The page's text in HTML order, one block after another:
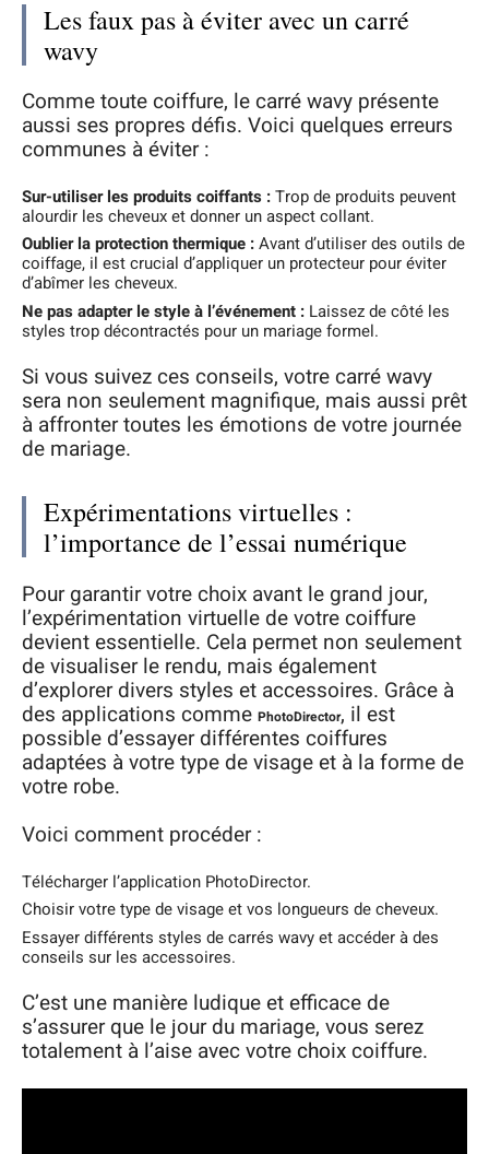
Les faux pas à éviter avec un carré
wavy
Comme toute coiffure, le carré wavy présente
aussi ses propres défis. Voici quelques erreurs
communes à éviter :
Sur-utiliser les produits coiffants :Trop de produits peuvent
alourdir les cheveux et donner un aspect collant.
Oublier la protection thermique :Avant d’utiliser des outils de
coiffage, il est crucial d’appliquer un protecteur pour éviter
d’abîmer les cheveux.
Ne pas adapter le style à l’événement : Laissez de côté les
styles trop décontractés pour un mariage formel.
Si vous suivez ces conseils, votre carré wavy
sera non seulement magnifique, mais aussi prêt
à affronter toutes les émotions de votre journée
de mariage.
Expérimentations virtuelles :
l’importance de l’essai numérique
Pour garantir votre choix avant le grand jour,
l’expérimentation virtuelle de votre coiffure
devient essentielle. Cela permet non seulement
de visualiser le rendu, mais également
d’explorer divers styles et accessoires. Grâce à
des applications comme PhotoDirector, il est
possible d’essayer différentes coiffures
adaptées à votre type de visage et à la forme de
votre robe.
Voici comment procéder :
Télécharger l’application PhotoDirector.
Choisir votre type de visage et vos longueurs de cheveux.
Essayer différents styles de carrés wavy et accéder à des
conseils sur les accessoires.
C’est une manière ludique et efficace de
s’assurer que le jour du mariage, vous serez
totalement à l’aise avec votre choix coiffure.